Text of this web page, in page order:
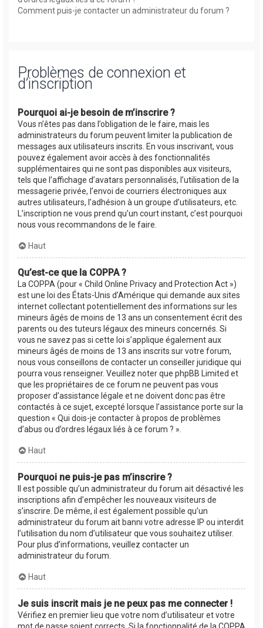
Comment puis-je contacter un administrateur du forum ?
Problèmes de connexion et
d’inscription
Pourquoi ai-je besoin de m’inscrire ?
Vous n’êtes pas dans l’obligation de le faire, mais les
administrateurs du forum peuvent limiter la publication de
messages aux utilisateurs inscrits. En vous inscrivant, vous
pouvez également avoir accès à des fonctionnalités
supplémentaires qui ne sont pas disponibles aux visiteurs,
tels que l’affichage d’avatars personnalisés, l’utilisation de la
messagerie privée, l’envoi de courriers électroniques aux
autres utilisateurs, l’adhésion à un groupe d’utilisateurs, etc.
L’inscription ne vous prend qu’un court instant, c’est pourquoi
nous vous recommandons de le faire.
Haut
Qu’est-ce que la COPPA ?
La COPPA (pour « Child Online Privacy and Protection Act »)
est une loi des États-Unis d’Amérique qui demande aux sites
internet collectant potentiellement des informations sur les
mineurs âgés de moins de 13 ans un consentement écrit des
parents ou des tuteurs légaux des mineurs concernés. Si
vous ne savez pas si cette loi s’applique également aux
mineurs âgés de moins de 13 ans inscrits sur votre forum,
nous vous conseillons de contacter un conseiller juridique qui
pourra vous renseigner. Veuillez noter que phpBB Limited et
que les propriétaires de ce forum ne peuvent pas vous
proposer d’assistance légale et ne doivent donc pas être
contactés à ce sujet, excepté lorsque l’assistance porte sur la
question « Qui dois-je contacter à propos de problèmes
d’abus ou d’ordres légaux liés à ce forum ? ».
Haut
Pourquoi ne puis-je pas m’inscrire ?
Il est possible qu’un administrateur du forum ait désactivé les
inscriptions afin d’empêcher les nouveaux visiteurs de
s’inscrire. De même, il est également possible qu’un
administrateur du forum ait banni votre adresse IP ou interdit
l’utilisation du nom d’utilisateur que vous souhaitez utiliser.
Pour plus d’informations, veuillez contacter un
administrateur du forum.
Haut
Je suis inscrit mais je ne peux pas me connecter !
Vérifiez en premier lieu que votre nom d’utilisateur et votre
mot de passe soient corrects. Si la fonctionnalité de la COPPA